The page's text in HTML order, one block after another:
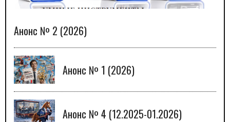
Анонс № 2 (2026)
Анонс № 1 (2026)
Анонс № 4 (12.2025-01.2026)